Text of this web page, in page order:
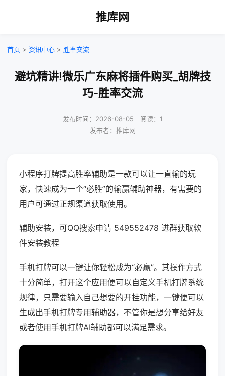
推库网
首页 > 资讯中心 > 胜率交流
避坑精讲!微乐广东麻将插件购买_胡牌技
巧-胜率交流
发布时间：2026-08-05｜阅读：1
发布者：推库网
小程序打牌提高胜率辅助是一款可以让一直输的玩
家，快速成为一个“必胜”的输赢辅助神器，有需要的
用户可通过正规渠道获取使用。
辅助安装，可QQ搜索申请 549552478 进群获取软
件安装教程
手机打牌可以一键让你轻松成为“必赢”。其操作方式
十分简单，打开这个应用便可以自定义手机打牌系统
规律，只需要输入自己想要的开挂功能，一键便可以
生成出手机打牌专用辅助器，不管你是想分享给好友
或者使用手机打牌AI辅助都可以满足需求。